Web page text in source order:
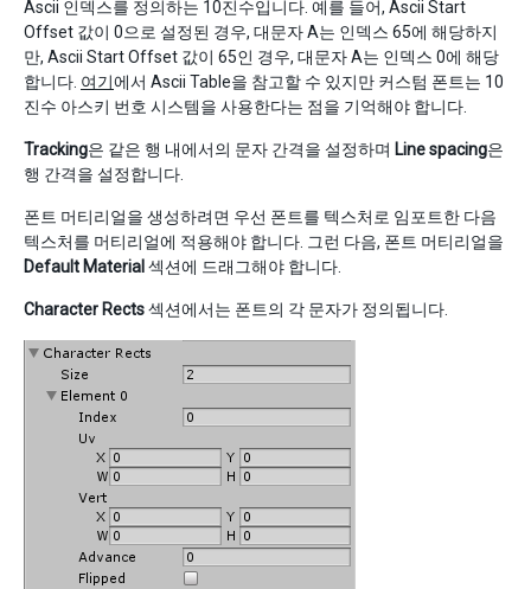
Ascii 인덱스를 정의하는 10진수입니다. 예를 들어, Ascii Start
Offset 값이 0으로 설정된 경우, 대문자 A는 인덱스 65에 해당하지
만, Ascii Start Offset 값이 65인 경우, 대문자 A는 인덱스 0에 해당
합니다. 여기에서 Ascii Table을 참고할 수 있지만 커스텀 폰트는 10
진수 아스키 번호 시스템을 사용한다는 점을 기억해야 합니다.
Tracking은 같은 행 내에서의 문자 간격을 설정하며 Line spacing은
행 간격을 설정합니다.
폰트 머티리얼을 생성하려면 우선 폰트를 텍스처로 임포트한 다음
텍스처를 머티리얼에 적용해야 합니다. 그런 다음, 폰트 머티리얼을
Default Material 섹션에 드래그해야 합니다.
Character Rects섹션에서는 폰트의 각 문자가 정의됩니다.